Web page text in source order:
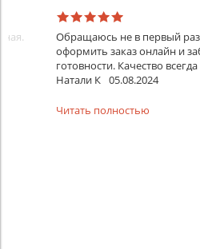
Обращаюсь не в первый
оформить заказ онлайн и
готовности. Качество
Натали К 05.08.2024
Читать полностью